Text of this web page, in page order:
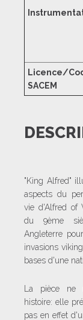
Licence/
SACEM
"King Alfred"
aspects du
vie d'Alfred of
du 9ème
Angleterre
invasions
bases d'une
La pièce ne
histoire: elle
pas en effet